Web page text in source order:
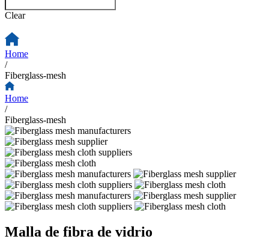
Clear
Home
/
Fiberglass-mesh
Home
/
Fiberglass-mesh
Malla de fibra de vidrio